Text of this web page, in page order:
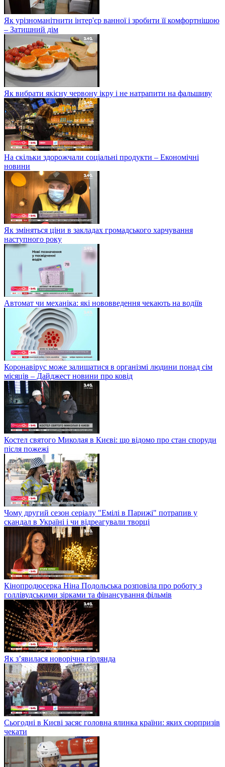
Як урізноманітнити інтер'єр ванної і зробити її комфортнішою
– Затишний дім
Як вибрати якісну червону ікру і не натрапити на фальшиву
На скільки здорожчали соціальні продукти – Економічні
новини
Як зміняться ціни в закладах громадського харчування
наступного року
Автомат чи механіка: які нововведення чекають на водіїв
Коронавірус може залишатися в організмі людини понад сім
місяців – Дайджест новини про ковід
Костел святого Миколая в Києві: що відомо про стан споруди
після пожежі
Чому другий сезон серіалу "Емілі в Парижі" потрапив у
скандал в Україні і чи відреагували творці
Кінопродюсерка Ніна Подольська розповіла про роботу з
голлівудськими зірками та фінансування фільмів
Як з’явилася новорічна гірлянда
Сьогодні в Києві засяє головна ялинка країни: яких сюрпризів
чекати